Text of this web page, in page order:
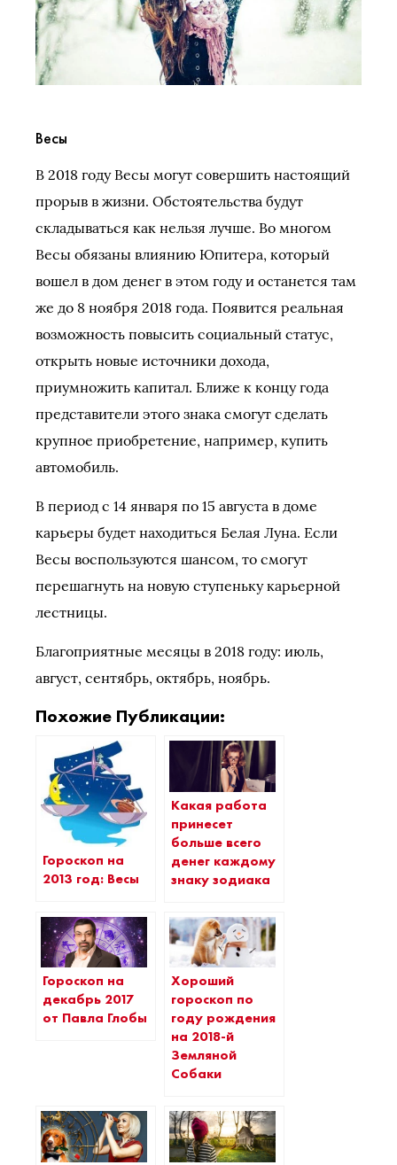
Весы
В 2018 году Весы могут совершить настоящий
прорыв в жизни. Обстоятельства будут
складываться как нельзя лучше. Во многом
Весы обязаны влиянию Юпитера, который
вошел в дом денег в этом году и останется там
же до 8 ноября 2018 года. Появится реальная
возможность повысить социальный статус,
открыть новые источники дохода,
приумножить капитал. Ближе к концу года
представители этого знака смогут сделать
крупное приобретение, например, купить
автомобиль.
В период с 14 января по 15 августа в доме
карьеры будет находиться Белая Луна. Если
Весы воспользуются шансом, то смогут
перешагнуть на новую ступеньку карьерной
лестницы.
Благоприятные месяцы в 2018 году: июль,
август, сентябрь, октябрь, ноябрь.
Похожие Публикации:
Гороскоп на
2013 год: Весы
Какая работа
принесет
больше всего
денег каждому
знаку зодиака
Гороскоп на
декабрь 2017
от Павла Глобы
Хороший
гороскоп по
году рождения
на 2018-й
Земляной
Собаки